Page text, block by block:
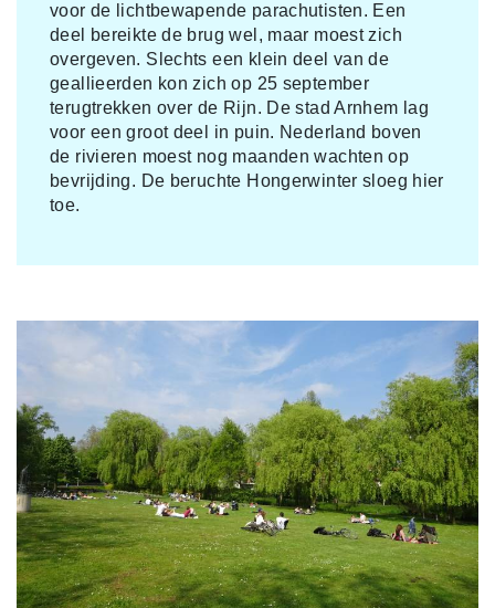
voor de lichtbewapende parachutisten. Een
deel bereikte de brug wel, maar moest zich
overgeven. Slechts een klein deel van de
geallieerden kon zich op 25 september
terugtrekken over de Rijn. De stad Arnhem lag
voor een groot deel in puin. Nederland boven
de rivieren moest nog maanden wachten op
bevrijding. De beruchte Hongerwinter sloeg hier
toe.